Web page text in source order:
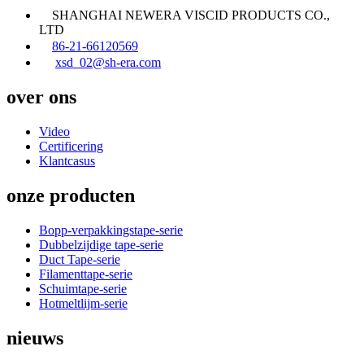
SHANGHAI NEWERA VISCID PRODUCTS CO.,
LTD
86-21-66120569
xsd_02@sh-era.com
over ons
Video
Certificering
Klantcasus
onze producten
Bopp-verpakkingstape-serie
Dubbelzijdige tape-serie
Duct Tape-serie
Filamenttape-serie
Schuimtape-serie
Hotmeltlijm-serie
nieuws